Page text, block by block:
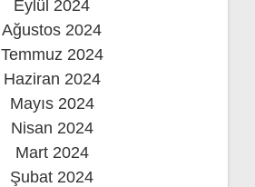
Eylül 2024
Ağustos 2024
Temmuz 2024
Haziran 2024
Mayıs 2024
Nisan 2024
Mart 2024
Şubat 2024